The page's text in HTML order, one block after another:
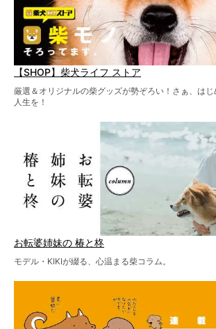
【SHOP】柴犬ライフ ストア
厳選＆オリジナルの柴グッズが勢ぞろい！さぁ、はじ
人生を！
お転婆姉妹の 椿と柊
モデル・KIKIが綴る、心温まる柴コラム。